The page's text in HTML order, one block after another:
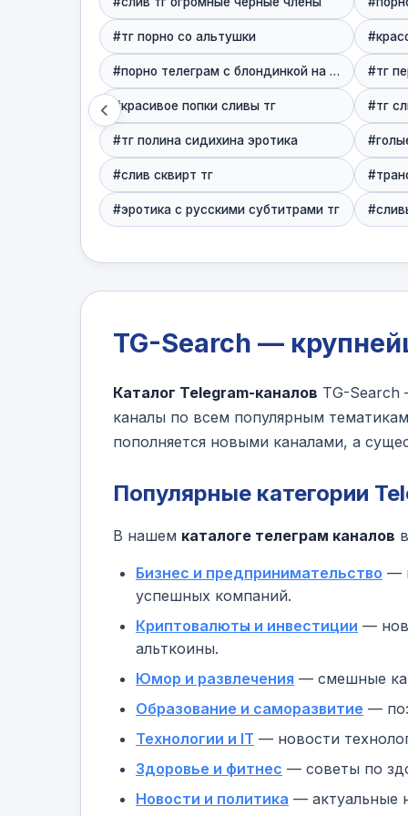
#тг порно со альтушки
#порно телеграм с блондинкой на работе
#красивое попки сливы тг
#тг полина сидихина эротика
#слив сквирт тг
#эротика с русскими субтитрами тг
#тг
#тг
TG-Search —
Каталог Telegram-каналов TG-
каналы по всем популярным
пополняется новыми каналами, а
Популярные категории
В нашем каталоге телеграм каналов
Бизнес и предпринимательство —
успешных компаний.
Криптовалюты и инвестиции —
альткоины.
Юмор и развлечения — смешные
Образование и саморазвитие —
Технологии и IT — новости
Здоровье и фитнес — советы по
Новости и политика — актуальные